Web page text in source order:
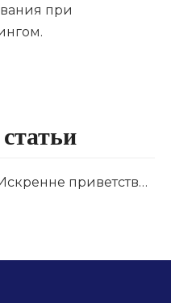
при
Искренне приветствуем вас на нашей бразильской выставке Tubotech & Wire Brasil 2025. Дата проведения: 29–31 октября 2025 г.